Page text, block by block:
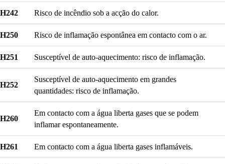
H242 Risco de incêndio sob a acção do calor.
H250 Risco de inflamação espontânea em contacto com o ar.
H251 Susceptível de auto-aquecimento: risco de inflamação.
H252
Susceptível de auto-aquecimento em grandes
quantidades: risco de inflamação.
H260
Em contacto com a água liberta gases que se podem
inflamar espontaneamente.
H261 Em contacto com a água liberta gases inflamáveis.